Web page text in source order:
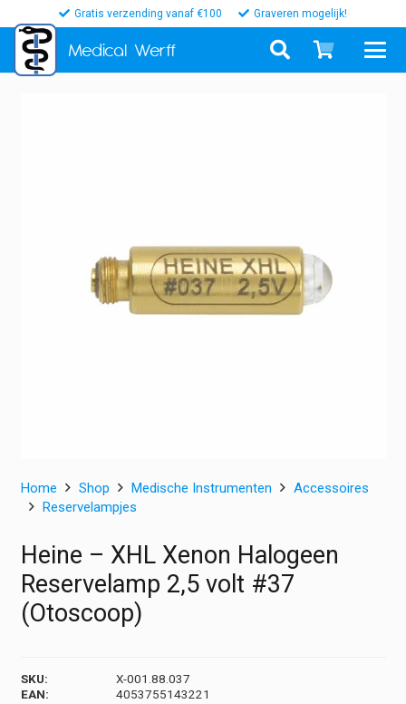
Gratis verzending vanaf €100 Graveren mogelijk!
Medical Werff
Home Shop Medische Instrumenten
Accessoires
Reservelampjes
Heine – XHL Xenon Halogeen
Reservelamp 2,5 volt #37
(Otoscoop)
SKU:
X-001.88.037
EAN:
4053755143221